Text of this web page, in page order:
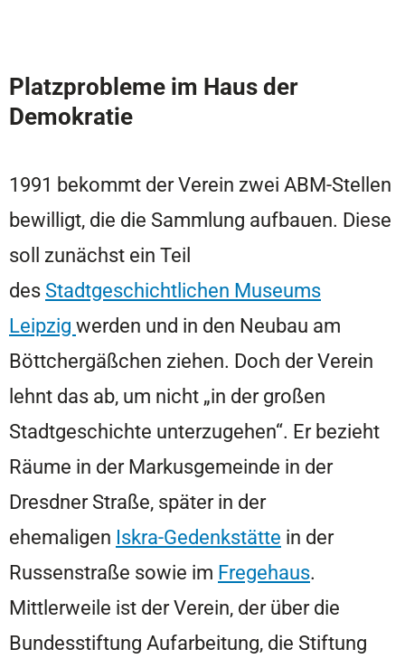
Platzprobleme im Haus der
Demokratie
1991 bekommt der Verein zwei ABM-Stellen
bewilligt, die die Sammlung aufbauen. Diese
soll zunächst ein Teil
des Stadtgeschichtlichen Museums
Leipzig werden und in den Neubau am
Böttchergäßchen ziehen. Doch der Verein
lehnt das ab, um nicht „in der großen
Stadtgeschichte unterzugehen“. Er bezieht
Räume in der Markusgemeinde in der
Dresdner Straße, später in der
ehemaligen Iskra-Gedenkstätte in der
Russenstraße sowie im Fregehaus.
Mittlerweile ist der Verein, der über die
Bundesstiftung Aufarbeitung, die Stiftung